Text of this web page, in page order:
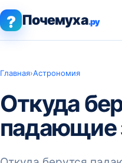
? Почемуха.ру
Главная›Астрономия
Откуда
падающие